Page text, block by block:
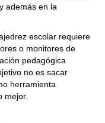
además en la
escolar requiere
o monitores de
pedagógica
no es sacar
herramienta
mejor.